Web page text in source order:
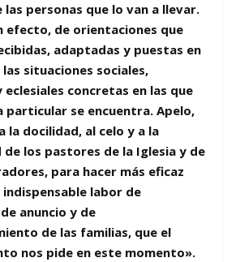
las personas que lo van a llevar.
efecto, de orientaciones que
adaptadas y puestas en
situaciones sociales,
eclesiales concretas en las que
particular se encuentra. Apelo,
la docilidad, al celo y a la
los pastores de la Iglesia y de
para hacer más eficaz
labor de
anuncio y de
de las familias, que el
nos pide en este momento».